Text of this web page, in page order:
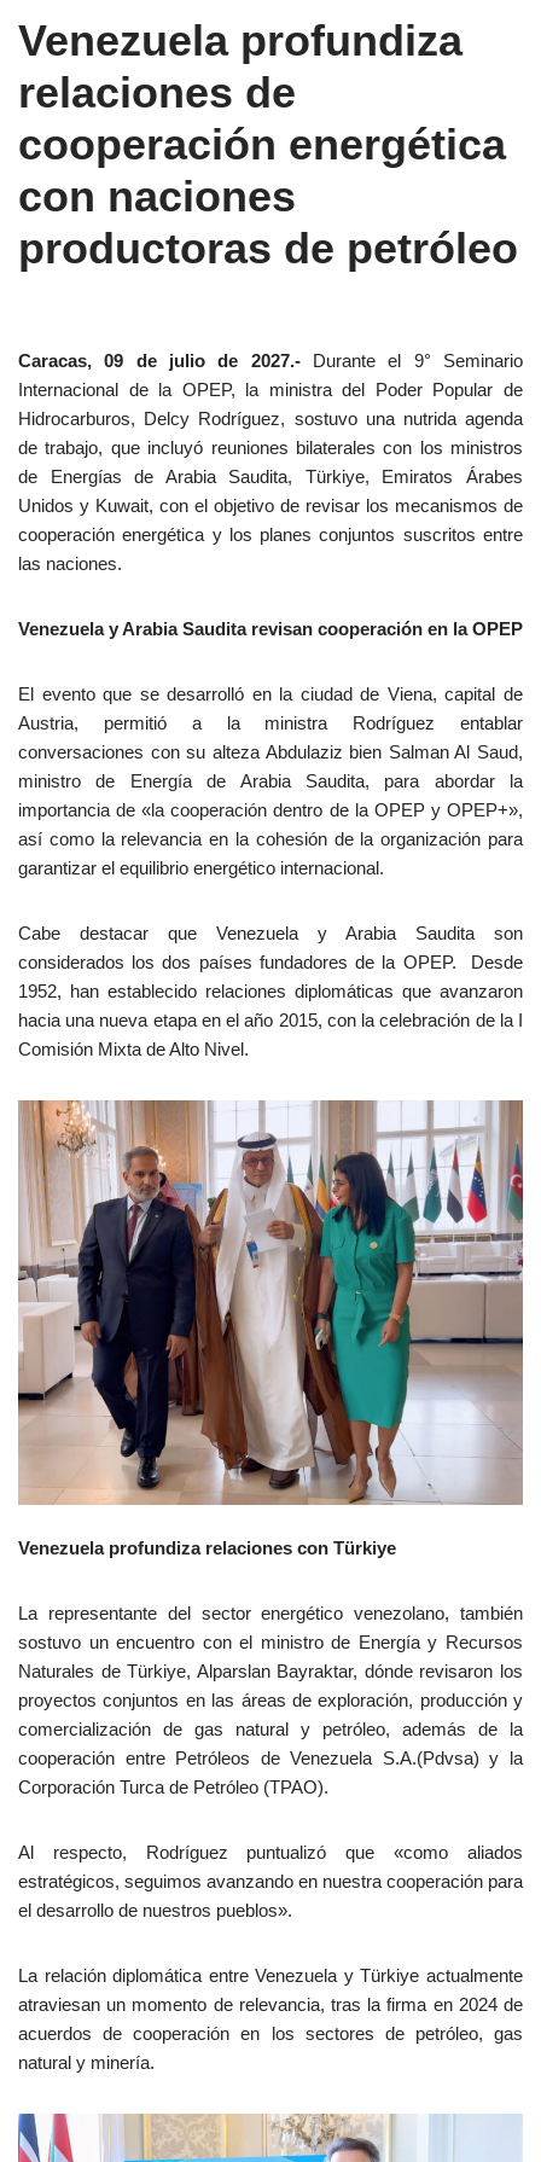
Venezuela profundiza
relaciones de
cooperación energética
con naciones
productoras de petróleo
Caracas, 09 de julio de 2027.- Durante el 9° Seminario
Internacional de la OPEP, la ministra del Poder Popular de
Hidrocarburos, Delcy Rodríguez, sostuvo una nutrida agenda
de trabajo, que incluyó reuniones bilaterales con los ministros
de Energías de Arabia Saudita, Türkiye, Emiratos Árabes
Unidos y Kuwait, con el objetivo de revisar los mecanismos de
cooperación energética y los planes conjuntos suscritos entre
las naciones.
Venezuela y Arabia Saudita revisan cooperación en la OPEP
El evento que se desarrolló en la ciudad de Viena, capital de
Austria, permitió a la ministra Rodríguez entablar
conversaciones con su alteza Abdulaziz bien Salman Al Saud,
ministro de Energía de Arabia Saudita, para abordar la
importancia de «la cooperación dentro de la OPEP y OPEP+»,
así como la relevancia en la cohesión de la organización para
garantizar el equilibrio energético internacional.
Cabe destacar que Venezuela y Arabia Saudita son
considerados los dos países fundadores de la OPEP. Desde
1952, han establecido relaciones diplomáticas que avanzaron
hacia una nueva etapa en el año 2015, con la celebración de la I
Comisión Mixta de Alto Nivel.
Venezuela profundiza relaciones con Türkiye
La representante del sector energético venezolano, también
sostuvo un encuentro con el ministro de Energía y Recursos
Naturales de Türkiye, Alparslan Bayraktar, dónde revisaron los
proyectos conjuntos en las áreas de exploración, producción y
comercialización de gas natural y petróleo, además de la
cooperación entre Petróleos de Venezuela S.A.(Pdvsa) y la
Corporación Turca de Petróleo (TPAO).
Al respecto, Rodríguez puntualizó que «como aliados
estratégicos, seguimos avanzando en nuestra cooperación para
el desarrollo de nuestros pueblos».
La relación diplomática entre Venezuela y Türkiye actualmente
atraviesan un momento de relevancia, tras la firma en 2024 de
acuerdos de cooperación en los sectores de petróleo, gas
natural y minería.